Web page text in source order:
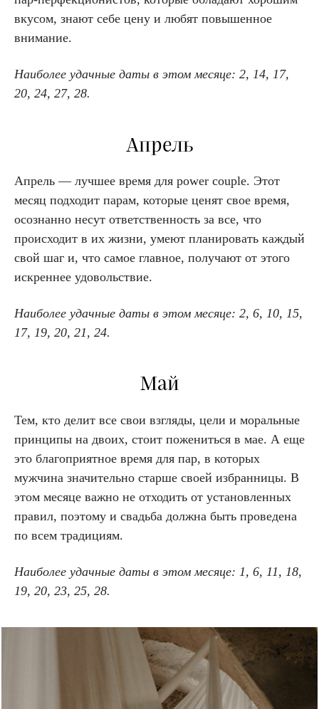
вкусом, знают себе цену и любят повышенное
внимание.
Наиболее удачные даты в этом месяце: 2, 14, 17,
20, 24, 27, 28.
Апрель
Апрель — лучшее время для power couple. Этот
месяц подходит парам, которые ценят свое время,
осознанно несут ответственность за все, что
происходит в их жизни, умеют планировать каждый
свой шаг и, что самое главное, получают от этого
искреннее удовольствие.
Наиболее удачные даты в этом месяце: 2, 6, 10, 15,
17, 19, 20, 21, 24.
Май
Тем, кто делит все свои взгляды, цели и моральные
принципы на двоих, стоит пожениться в мае. А еще
это благоприятное время для пар, в которых
мужчина значительно старше своей избранницы. В
этом месяце важно не отходить от установленных
правил, поэтому и свадьба должна быть проведена
по всем традициям.
Наиболее удачные даты в этом месяце: 1, 6, 11, 18,
19, 20, 23, 25, 28.